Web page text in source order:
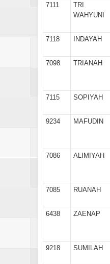
7111
TRI
WAHYUNI
7118
INDAYAH
7098
TRIANAH
7115
SOPIYAH
9234
MAFUDIN
7086
ALIMIYAH
7085
RUANAH
6438
ZAENAP
9218
SUMILAH